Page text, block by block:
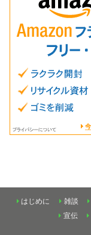
はじめに 雑談
宣伝